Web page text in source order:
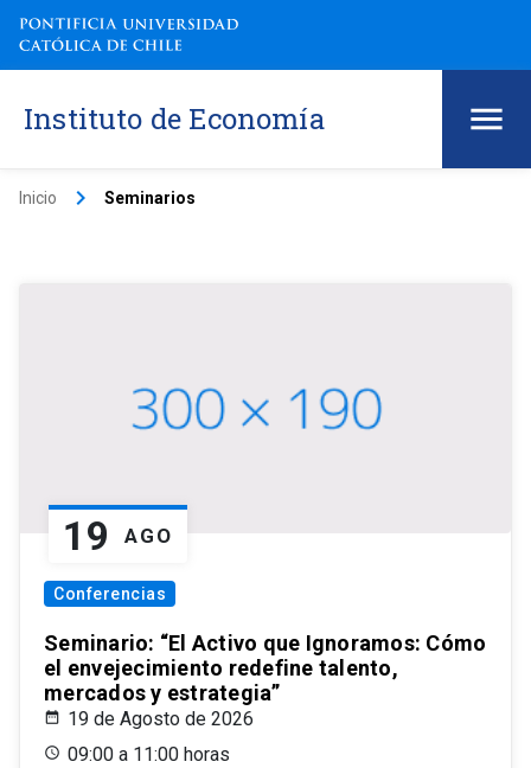
Instituto de Economía
Inicio keyboard_arrow_right Seminarios
19 AGO
Conferencias
Seminario: “El Activo que Ignoramos: Cómo
el envejecimiento redefine talento,
mercados y estrategia”
19 de Agosto de 2026
09:00 a 11:00 horas